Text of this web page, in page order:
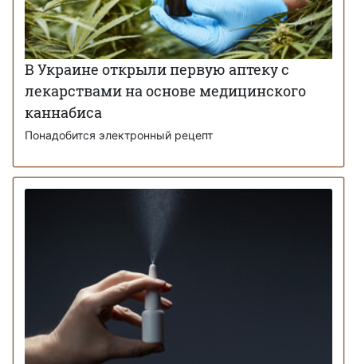
В Украине открыли первую аптеку с
лекарствами на основе медицинского
каннабиса
Понадобится электронный рецепт